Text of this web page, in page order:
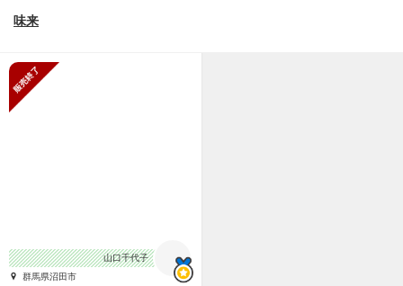
味来
山口千代子
群馬県沼田市